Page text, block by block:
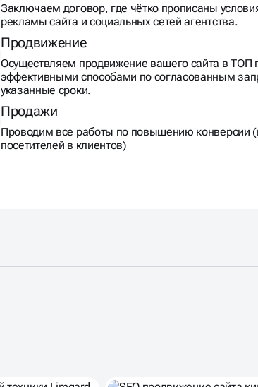
Заключаем договор, где чётко прописаны
рекламы сайта и социальных сетей агентства.
Продвижение
Осуществляем продвижение вашего сайта в ТОП
эффективными способами по согласованным
указанные сроки.
Продажи
Проводим все работы по повышению конверсии
посетителей в клиентов)